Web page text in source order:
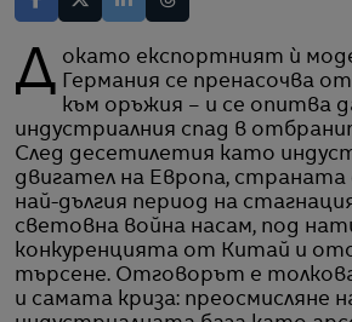
Докато експортният ѝ модел се разпада, Германия се пренасочва
към оръжия – и се опитва
индустриалния спад в
След десетилетия като
двигател на Европа, страната
най-дългия период на
световна война насам, под
конкуренцията от Китай и
търсене. Отговорът е
и самата криза: преосмисляне